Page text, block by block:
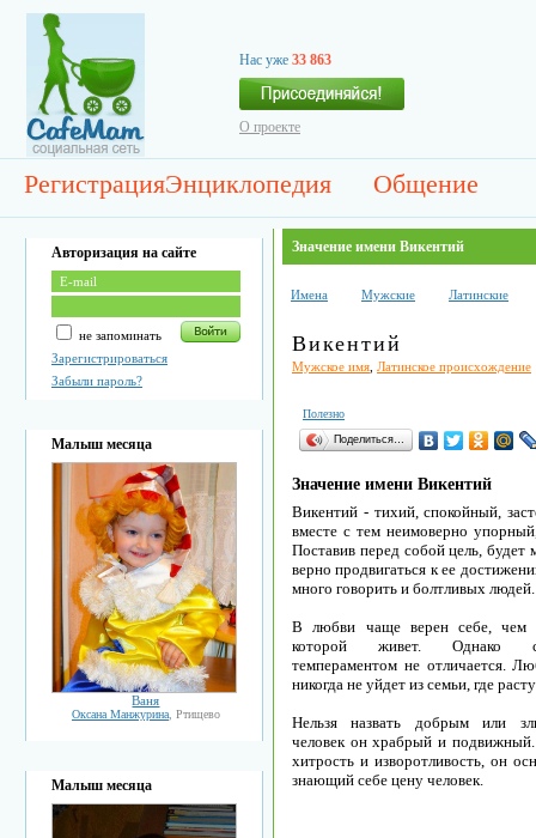
Нас уже 33 863
О проекте
РегистрацияЭнциклопедия Общение
Авторизация на сайте
не запоминать
Зарегистрироваться
Забыли пароль?
Малыш месяца
Ваня
Оксана Манжурина, Ртищево
Малыш месяца
Значение имени Викентий
Имена Мужские Латинские
Викентий
Мужское имя Латинское происхождение
Полезно
Поделиться…
Значение имени Викентий
Викентий - тихий, спокойный,
вместе с тем неимоверно
Поставив перед собой цель, будет
верно продвигаться к ее
много говорить и болтливых людей.
В любви чаще верен себе, чем
которой живет. Однако
темпераментом не отличается.
никогда не уйдет из семьи, где
Нельзя назвать добрым или
человек он храбрый и
хитрость и изворотливость, он
знающий себе цену человек.